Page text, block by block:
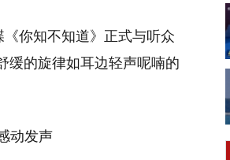
你知不知道》正式与听众
缓的旋律如耳边轻声呢喃的